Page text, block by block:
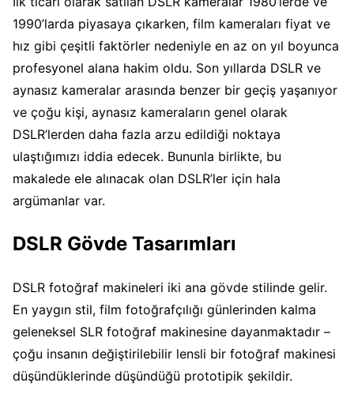
1990’larda piyasaya çıkarken, film kameraları fiyat ve
hız gibi çeşitli faktörler nedeniyle en az on yıl boyunca
profesyonel alana hakim oldu. Son yıllarda DSLR ve
aynasız kameralar arasında benzer bir geçiş yaşanıyor
ve çoğu kişi, aynasız kameraların genel olarak
DSLR’lerden daha fazla arzu edildiği noktaya
ulaştığımızı iddia edecek. Bununla birlikte, bu
makalede ele alınacak olan DSLR’ler için hala
argümanlar var.
DSLR Gövde Tasarımları
DSLR fotoğraf makineleri iki ana gövde stilinde gelir.
En yaygın stil, film fotoğrafçılığı günlerinden kalma
geleneksel SLR fotoğraf makinesine dayanmaktadır –
çoğu insanın değiştirilebilir lensli bir fotoğraf makinesi
düşündüklerinde düşündüğü prototipik şekildir.